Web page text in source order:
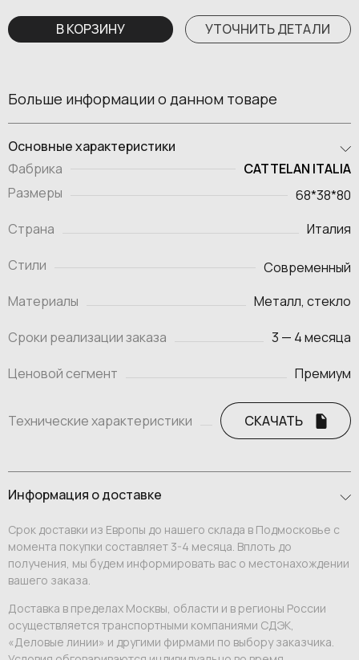
В КОРЗИНУ УТОЧНИТЬ ДЕТАЛИ
Больше информации о данном товаре
Основные характеристики
Фабрика
CATTELAN ITALIA
Страна Италия
Стили
Современный
Материалы
Металл, стекло
Сроки реализации заказа 3 — 4 месяца
Ценовой сегмент Премиум
Технические характеристики СКАЧАТЬ
Размеры 68*38*80
Информация о доставке
Срок доставки из Европы до нашего склада в Подмосковье с
момента покупки составляет 3-4 месяца. Вплоть до
получения, мы будем информировать вас о местонахождении
вашего заказа.
Доставка в пределах Москвы, области и в регионы России
осуществляется транспортными компаниями СДЭК,
«Деловые линии» и другими фирмами по выбору заказчика.